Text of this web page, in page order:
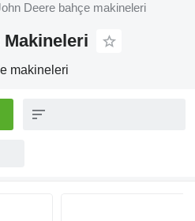
Deere bahçe makineleri
Makineleri
makineleri